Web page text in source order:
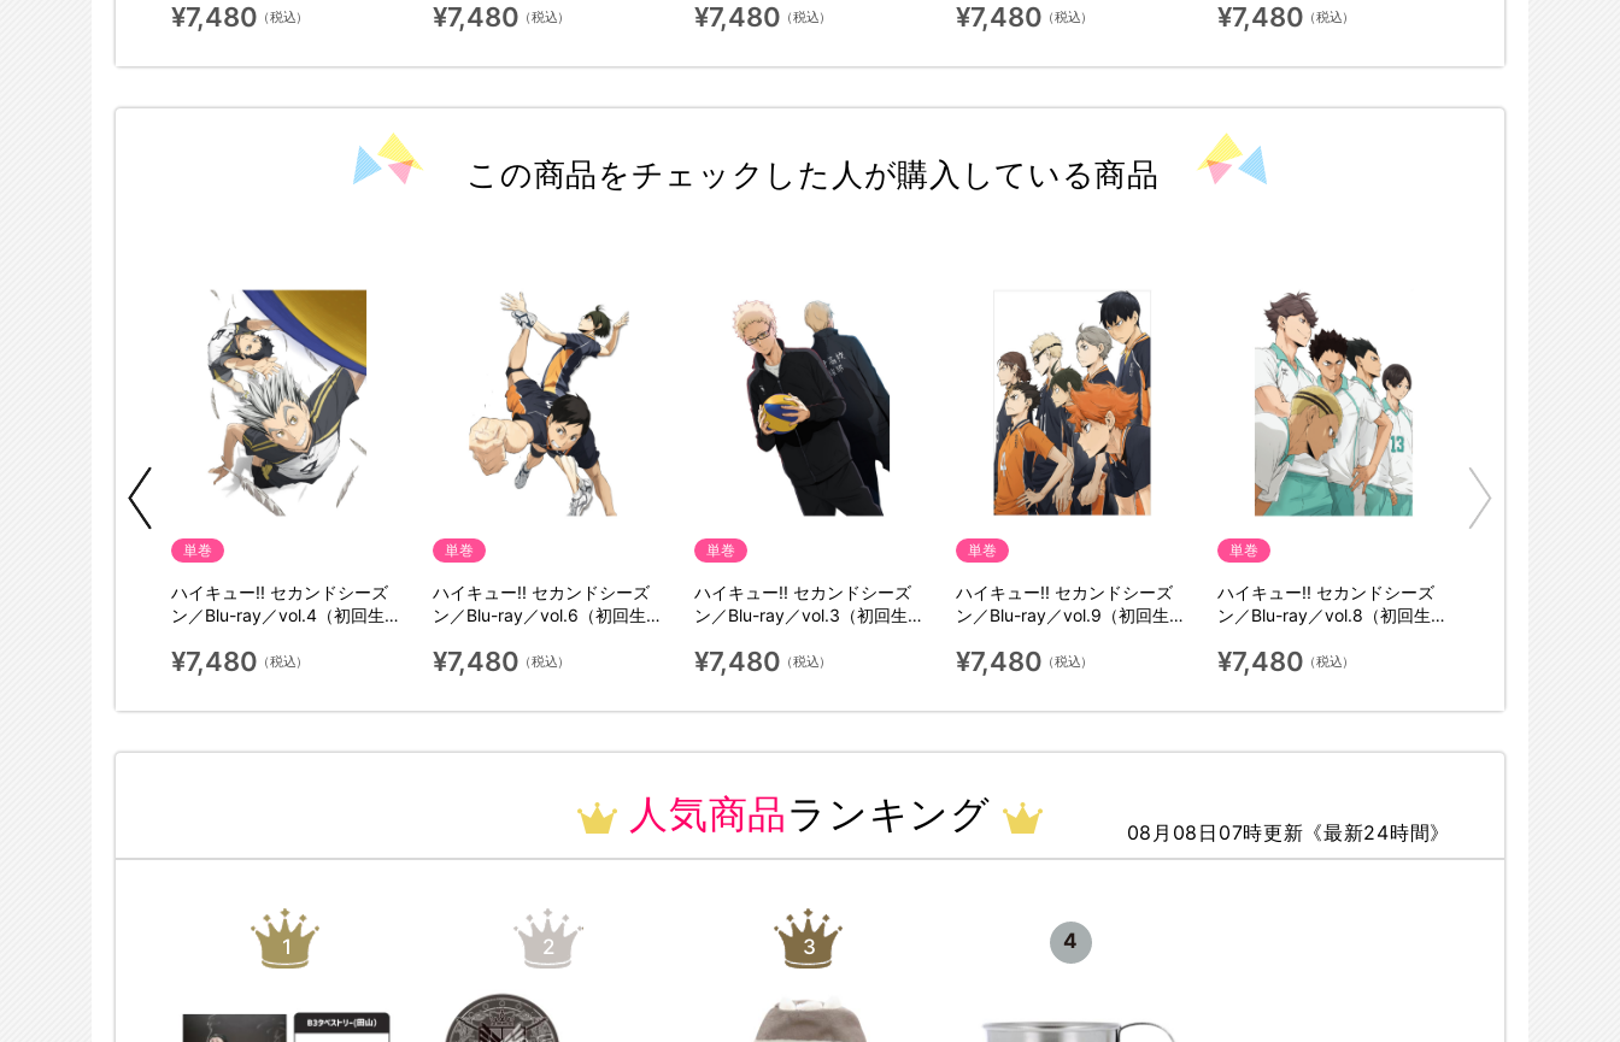
¥7,480 （税込） ¥7,480 （税込） ¥7,480 （税込） ¥7,480 （税込） ¥7,480 （税込）
この商品をチェックした人が購入している商品
単巻
ハイキュー!! セカンドシーズ
ン／Blu-ray／vol.4（初回生産
¥7,480 （税込）
単巻
ハイキュー!! セカンドシーズ
ン／Blu-ray／vol.6（初回生産
¥7,480 （税込）
単巻
ハイキュー!! セカンドシーズ
ン／Blu-ray／vol.3（初回生産
¥7,480 （税込）
単巻
ハイキュー!! セカンドシーズ
ン／Blu-ray／vol.9（初回生産
¥7,480 （税込）
単巻
ハイキュー!! セカンドシーズ
ン／Blu-ray／vol.8（初回生産
¥7,480 （税込）
人気商品ランキング 08月08日07時更新《最新24時間》
1 2 3 4